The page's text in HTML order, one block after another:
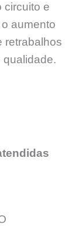
circuito e
aumento
retrabalhos
qualidade.